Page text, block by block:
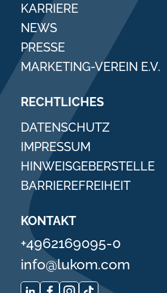
KARRIERE
NEWS
PRESSE
MARKETING-VEREIN E.V.
RECHTLICHES
DATENSCHUTZ
IMPRESSUM
HINWEISGEBERSTELLE
BARRIEREFREIHEIT
KONTAKT
+4962169095-0
info@lukom.com